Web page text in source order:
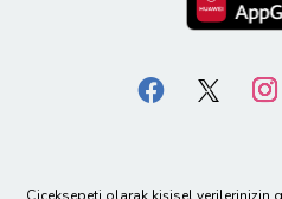
Çiçeksepeti olarak kişisel verilerinizin